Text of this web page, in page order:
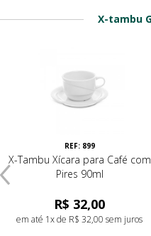
X-tambu
REF: 899
X-Tambu Xícara para Café com
Pires 90ml
R$ 32,00
em até 1x de R$ 32,00 sem juros